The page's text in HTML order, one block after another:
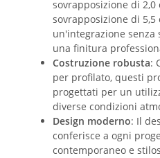
sovrapposizione di
sovrapposizione di
un'integrazione
una finitura
Costruzione robusta:
per profilato, questi
progettati per un
diverse condizioni
Design moderno: Il
conferisce a ogni
contemporaneo e